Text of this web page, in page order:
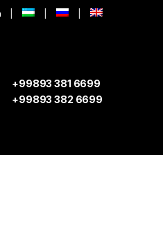
+99893 381 6699
+99893 382 6699